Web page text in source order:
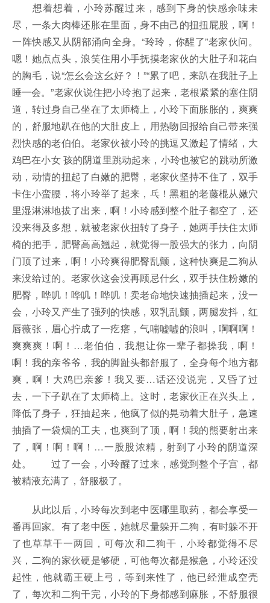
想着想着，小玲苏醒过来，感到下身的快感余味未
尽，一条大肉棒还胀在里面，身不由己的扭扭屁股，啊！
一阵快感又从阴部涌向全身。“玲玲，你醒了”老家伙问。
嗯！她点点头，浪笑住用小手抚摸老家伙的大肚子和花白
的胸毛，说“怎幺会这幺好？！”“累了吧，来趴在我肚子上
睡一会。”老家伙说住把小玲抱了起来，老根紧紧的塞住阴
道，转过身自己坐在了太师椅上，小玲下面胀胀的，爽爽
的，舒服地趴在他的大肚皮上，用热吻回报给自己带来强
烈快感的老伯伯。老家伙被小玲的挑逗又激起了情绪，大
鸡巴在小女 孩的阴道里跳动起来，小玲也被它的跳动所激
动，动情的扭起了白嫩的肥臀，老家伙坚持不住了，双手
卡住小蛮腰，将小玲举了起来，乓！黑粗的老藤棍从嫩穴
里湿淋淋地拔了出来，啊！小玲感到整个肚子都空了，还
没来得及多想，就被老家伙扭转了身子，她两手扶住太师
椅的把手，肥臀高高翘起，就觉得一股强大的张力，向阴
门顶了过来，啊！小玲爽得肥臀乱颤，这种快爽是二狗从
来没给过的。老家伙这会没再顾忌什幺，双手扶住粉嫩的
肥臀，哗叽！哗叽！哗叽！卖老命地快速抽插起来，没一
会，小玲又产生了强列的快感，双乳乱颤，两腿发抖，红
唇薇张，眉心拧成了一疙瘩，气喘嘘嘘的浪叫，啊啊啊！
爽爽爽！啊！…老伯伯，我想让你一辈子都操我，啊！
啊！我的亲爷爷，我的脚趾头都舒服了，全身每个地方都
爽，啊！大鸡巴亲爹！我又要…话还没说完，又昏了过
去，一下子趴在了太师椅上。这时，老家伙正在兴头上，
降低了身子，狂抽起来，他疯了似的晃动着大肚子，急速
抽插了一袋烟的工夫，也爽到了顶，啊！我的熊要射出来
了，啊！啊！啊！…一股股浓精，射到了小玲的阴道深
处。 过了一会，小玲醒了过来，感觉到整个子宫，都
被精液充满了，舒服极了。
从此以后，小玲每次到老中医哪里取药，都会享受一
番再回家。有了老中医，她就尽量躲开二狗，有时躲不开
了也草草干一两回，可每次和二狗干，小玲都觉得不尽
兴，二狗的家伙硬是够硬，可他每次都是猴急，小玲还没
起性，他就霸王硬上弓，等到来性了，他已经泄成空壳
了，每次和二狗干完，小玲的下身都感到麻胀，不舒服很